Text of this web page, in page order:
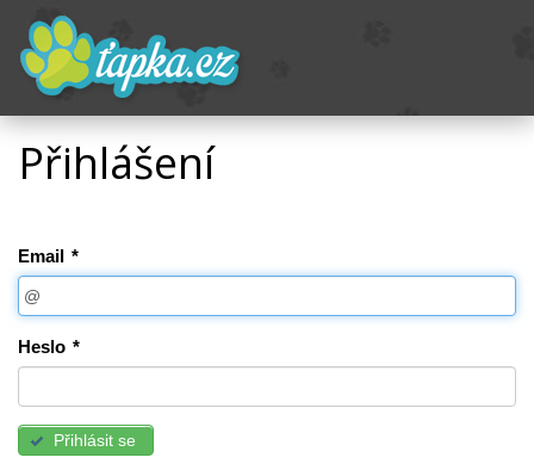
Přihlášení
Email *
Heslo *
Přihlásit se